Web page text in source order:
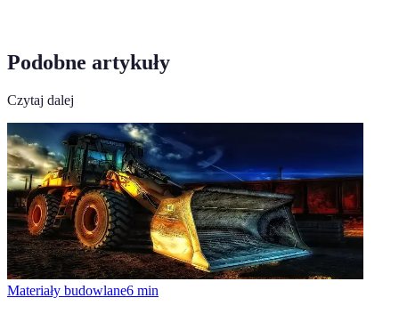
Podobne artykuły
Czytaj dalej
Materiały budowlane6 min